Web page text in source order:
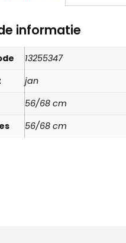
informatie
13255347
jan
56/68 cm
56/68 cm